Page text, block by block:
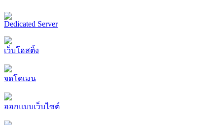
Dedicated Server
เว็บโฮสติ้ง
จดโดเมน
ออกแบบเว็บไซต์